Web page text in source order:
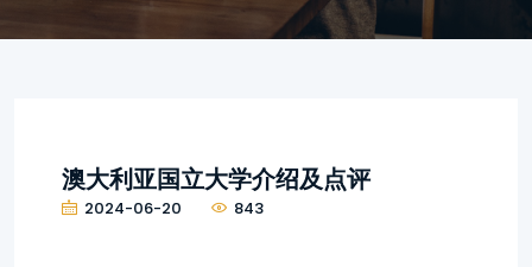
澳大利亚国立大学介绍及点评
2024-06-20 843